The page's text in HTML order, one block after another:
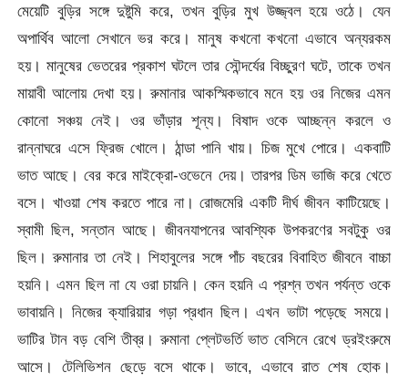
মেয়েটি বুড়ির সঙ্গে দুষ্টুমি করে, তখন বুড়ির মুখ উজ্জ্বল হয়ে ওঠে। যেন
অপার্থিব আলো সেখানে ভর করে। মানুষ কখনো কখনো এভাবে অন্যরকম
হয়। মানুষের ভেতরের প্রকাশ ঘটলে তার সৌন্দর্যের বিচ্ছুরণ ঘটে, তাকে তখন
মায়াবী আলোয় দেখা হয়। রুমানার আকস্মিকভাবে মনে হয় ওর নিজের এমন
কোনো সঞ্চয় নেই। ওর ভাঁড়ার শূন্য। বিষাদ ওকে আচ্ছন্ন করলে ও
রান্নাঘরে এসে ফ্রিজ খোলে। ঠান্ডা পানি খায়। চিজ মুখে পোরে। একবাটি
ভাত আছে। বের করে মাইক্রো-ওভেনে দেয়। তারপর ডিম ভাজি করে খেতে
বসে। খাওয়া শেষ করতে পারে না। রোজমেরি একটি দীর্ঘ জীবন কাটিয়েছে।
স্বামী ছিল, সন্তান আছে। জীবনযাপনের আবশ্যিক উপকরণের সবটুকু ওর
ছিল। রুমানার তা নেই। শিহাবুলের সঙ্গে পাঁচ বছরের বিবাহিত জীবনে বাচ্চা
হয়নি। এমন ছিল না যে ওরা চায়নি। কেন হয়নি এ প্রশ্ন তখন পর্যন্ত ওকে
ভাবায়নি। নিজের ক্যারিয়ার গড়া প্রধান ছিল। এখন ভাটা পড়েছে সময়ে।
ভাটির টান বড় বেশি তীব্র। রুমানা প্লেটভর্তি ভাত বেসিনে রেখে ড্রইংরুমে
আসে। টেলিভিশন ছেড়ে বসে থাকে। ভাবে, এভাবে রাত শেষ হোক।